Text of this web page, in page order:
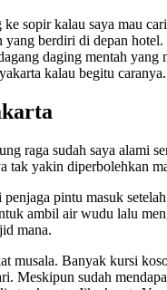
sopir kalau saya mau
berdiri di depan
daging mentah
kalau begitu caranya.
raga sudah saya
tak yakin diperbolehkan
pintu masuk
ambil air wudu lalu
mana.
musala. Banyak kursi
Meskipun sudah